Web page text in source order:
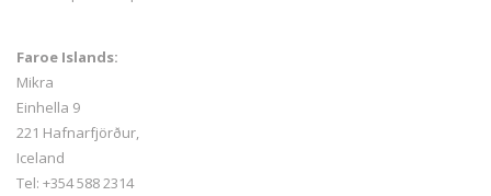
Faroe Islands:
Mikra
Einhella 9
221 Hafnarfjörður,
Iceland
Tel: +354 588 2314